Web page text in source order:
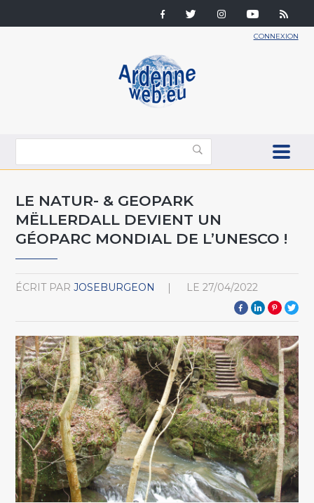
CONNEXION
LE NATUR- & GEOPARK
MËLLERDALL DEVIENT UN
GÉOPARC MONDIAL DE L’UNESCO !
ÉCRIT PAR JOSEBURGEON LE 27/04/2022